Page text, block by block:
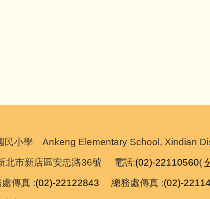
民小學 Ankeng Elementary School, Xindian
北市新店區安忠路36號 電話:(02)-22110560(
傳真 :(02)-22122843 總務處傳真 :(02)-